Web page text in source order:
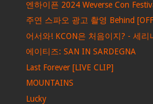
엔하이픈 2024 Weverse Con
주연 스파오 광고 촬영 Behind
어서와! KCON은 처음이지? - 세리
에이티즈: SAN IN SARDEGNA
Last Forever [LIVE CLIP]
MOUNTAINS
Lucky